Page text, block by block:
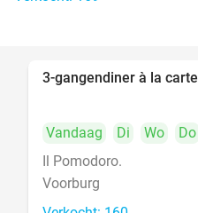
3-gangendiner à la carte
Vandaag Di Wo Do
Il Pomodoro.
Voorburg